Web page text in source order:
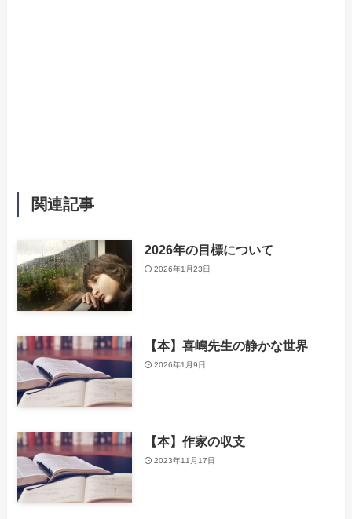
関連記事
2026年の目標について
2026年1月23日
【本】喜嶋先生の静かな世界
2026年1月9日
【本】作家の収支
2023年11月17日